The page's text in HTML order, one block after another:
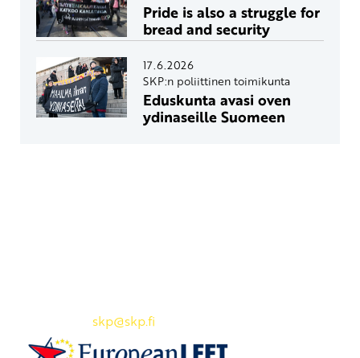
Pride is also a struggle for
bread and security
17.6.2026
SKP:n poliittinen toimikunta
Eduskunta avasi oven
ydinaseille Suomeen
skp@skp.fi